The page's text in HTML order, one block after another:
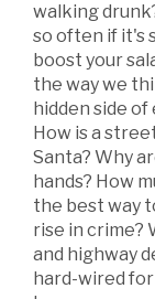
walking
so often if it's
boost your
the way we
hidden side
How is a
Santa? Why
hands? How
the best way
rise in crime?
and highway
hard-wired